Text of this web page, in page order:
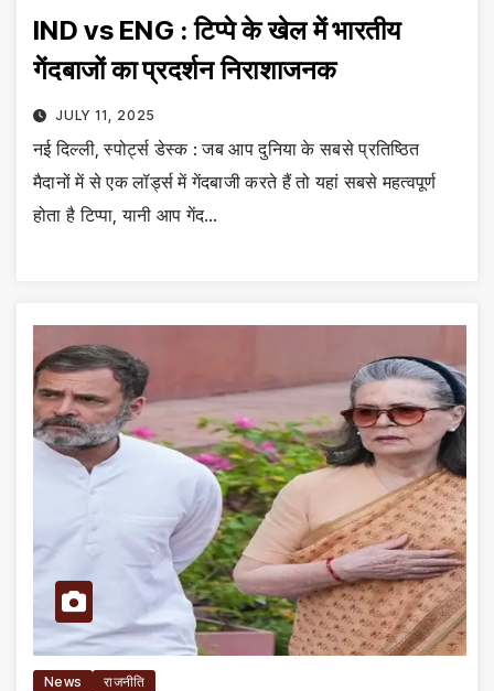
IND vs ENG : टिप्पे के खेल में भारतीय
गेंदबाजों का प्रदर्शन निराशाजनक
JULY 11, 2025
नई दिल्ली, स्पोर्ट्स डेस्क : जब आप दुनिया के सबसे प्रतिष्ठित
मैदानों में से एक लॉ‌र्ड्स में गेंदबाजी करते हैं तो यहां सबसे महत्वपूर्ण
होता है टिप्पा, यानी आप गेंद…
News राजनीति